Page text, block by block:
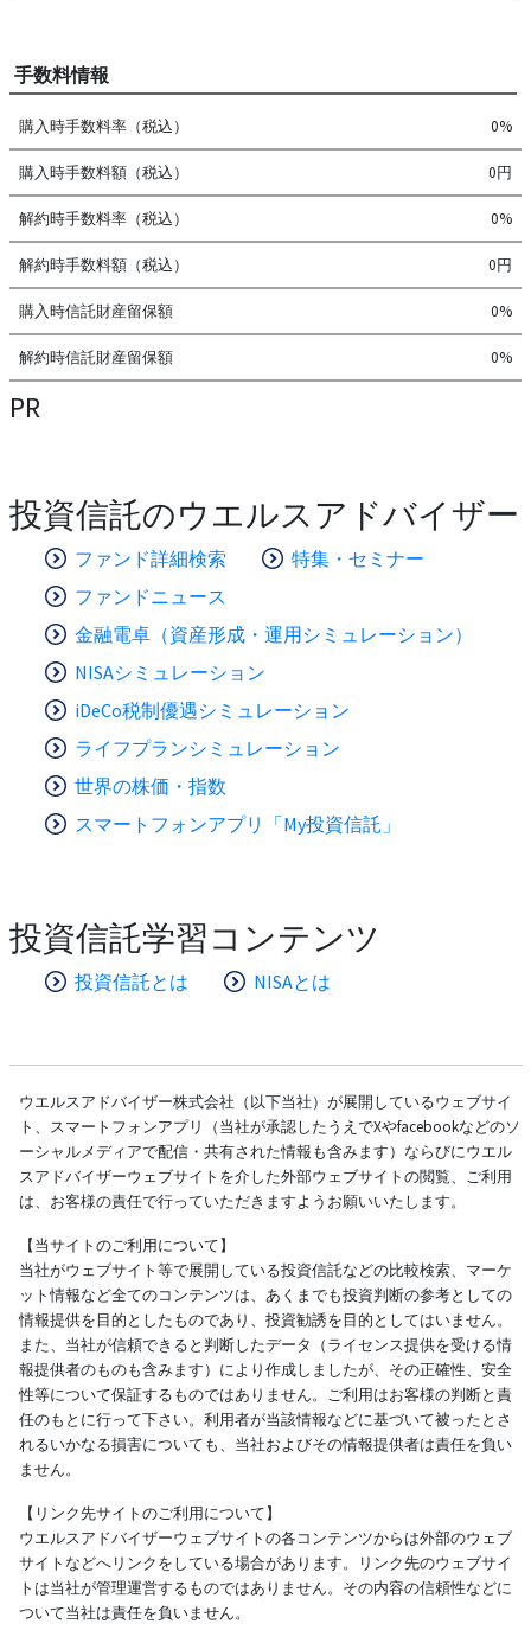
手数料情報
購入時手数料率（税込） 0%
購入時手数料額（税込） 0円
解約時手数料率（税込） 0%
解約時手数料額（税込） 0円
購入時信託財産留保額 0%
解約時信託財産留保額 0%
PR
投資信託のウエルスアドバイザー
ファンド詳細検索
特集・セミナー
ファンドニュース
金融電卓（資産形成・運用シミュレーション）
NISAシミュレーション
iDeCo税制優遇シミュレーション
ライフプランシミュレーション
世界の株価・指数
スマートフォンアプリ「My投資信託」
投資信託学習コンテンツ
投資信託とは NISAとは
ウエルスアドバイザー株式会社（以下当社）が展開しているウェブサイ
ト、スマートフォンアプリ（当社が承認したうえでXやfacebookなどのソ
ーシャルメディアで配信・共有された情報も含みます）ならびにウエル
スアドバイザーウェブサイトを介した外部ウェブサイトの閲覧、ご利用
は、お客様の責任で行っていただきますようお願いいたします。
【当サイトのご利用について】
当社がウェブサイト等で展開している投資信託などの比較検索、マーケ
ット情報など全てのコンテンツは、あくまでも投資判断の参考としての
情報提供を目的としたものであり、投資勧誘を目的としてはいません。
また、当社が信頼できると判断したデータ（ライセンス提供を受ける情
報提供者のものも含みます）により作成しましたが、その正確性、安全
性等について保証するものではありません。ご利用はお客様の判断と責
任のもとに行って下さい。利用者が当該情報などに基づいて被ったとさ
れるいかなる損害についても、当社およびその情報提供者は責任を負い
ません。
【リンク先サイトのご利用について】
ウエルスアドバイザーウェブサイトの各コンテンツからは外部のウェブ
サイトなどへリンクをしている場合があります。リンク先のウェブサイ
トは当社が管理運営するものではありません。その内容の信頼性などに
ついて当社は責任を負いません。